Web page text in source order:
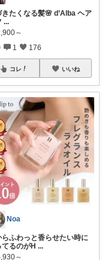
きたくなる髪🌸 d’Alba ヘア
...
～
1 176
コレ いいね
Noa
らふわっと香らせたい時に
てるのがH ...
～